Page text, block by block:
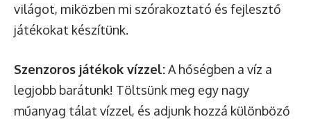
világot, miközben mi szórakoztató és fejlesztő
játékokat készítünk.
Szenzoros játékok vízzel:A hőségben a víz a
legjobb barátunk! Töltsünk meg egy nagy
műanyag tálat vízzel, és adjunk hozzá különböző